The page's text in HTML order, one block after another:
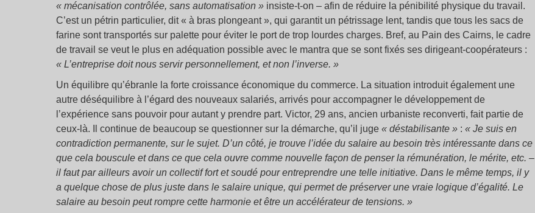
« mécanisation contrôlée, sans automatisation » insiste-t-on – afin de réduire la pénibilité physique du travail.
C’est un pétrin particulier, dit « à bras plongeant », qui garantit un pétrissage lent, tandis que tous les sacs de
farine sont transportés sur palette pour éviter le port de trop lourdes charges. Bref, au Pain des Cairns, le cadre
de travail se veut le plus en adéquation possible avec le mantra que se sont fixés ses dirigeant-coopérateurs :
« L’entreprise doit nous servir personnellement, et non l’inverse. »
Un équilibre qu’ébranle la forte croissance économique du commerce. La situation introduit également une
autre déséquilibre à l’égard des nouveaux salariés, arrivés pour accompagner le développement de
l’expérience sans pouvoir pour autant y prendre part. Victor, 29 ans, ancien urbaniste reconverti, fait partie de
ceux-là. Il continue de beaucoup se questionner sur la démarche, qu’il juge « déstabilisante » : « Je suis en
contradiction permanente, sur le sujet. D’un côté, je trouve l’idée du salaire au besoin très intéressante dans ce
que cela bouscule et dans ce que cela ouvre comme nouvelle façon de penser la rémunération, le mérite, etc. –
il faut par ailleurs avoir un collectif fort et soudé pour entreprendre une telle initiative. Dans le même temps, il y
a quelque chose de plus juste dans le salaire unique, qui permet de préserver une vraie logique d’égalité. Le
salaire au besoin peut rompre cette harmonie et être un accélérateur de tensions. »